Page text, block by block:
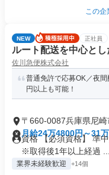
この企
NEW 正社員
ルート配送を中心と
佐川急便株式会社
普通免許で応募OK／夜
円以上も可能！
〒660-0087兵庫県尼
月給24万4800円～31
資格 【必須資格】 準
※取得後1年以上経過 ...
業界未経験歓迎 +14個